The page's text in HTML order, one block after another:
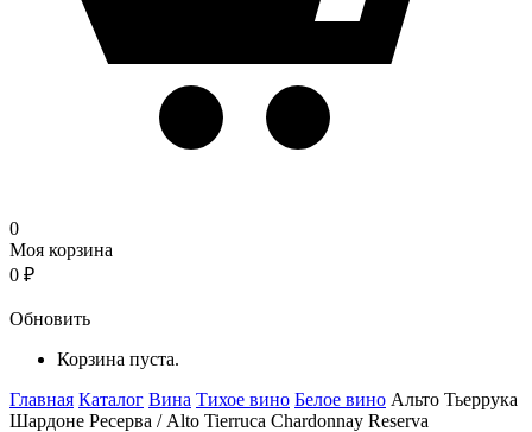
0
Моя корзина
0 ₽
Обновить
Корзина пуста.
Главная Каталог Вина Тихое вино Белое вино Альто Тьеррука
Шардоне Ресерва / Alto Tierruca Chardonnay Reserva